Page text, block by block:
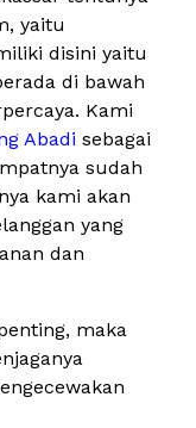
yaitu
disini yaitu
di bawah
Kami
Abadi sebagai
sudah
kami akan
yang
dan
maka